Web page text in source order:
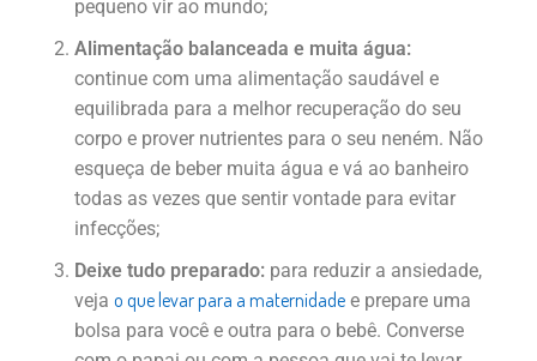
pequeno vir ao mundo;
Alimentação balanceada e muita água:
continue com uma alimentação saudável e
equilibrada para a melhor recuperação do seu
corpo e prover nutrientes para o seu neném. Não
esqueça de beber muita água e vá ao banheiro
todas as vezes que sentir vontade para evitar
infecções;
Deixe tudo preparado: para reduzir a ansiedade,
veja o que levar para a maternidade e prepare uma
bolsa para você e outra para o bebê. Converse